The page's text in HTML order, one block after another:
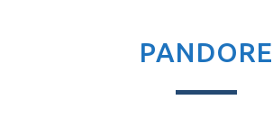
PANDORE